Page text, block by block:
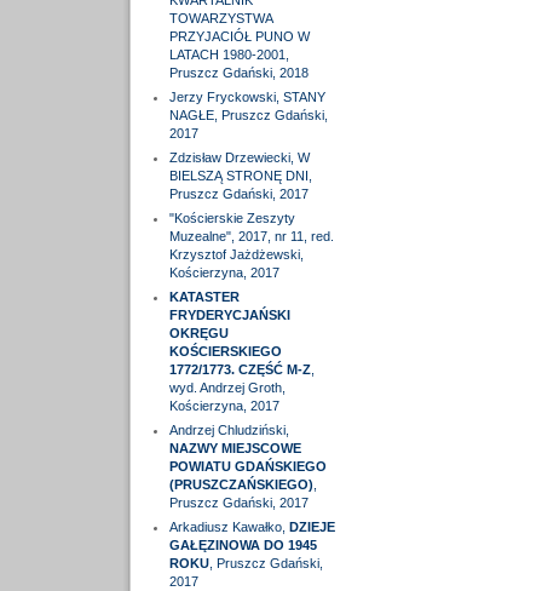
TOWARZYSTWA
PRZYJACIÓŁ PUNO W
LATACH 1980-2001,
Pruszcz Gdański, 2018
Jerzy Fryckowski, STANY
NAGŁE, Pruszcz Gdański,
2017
Zdzisław Drzewiecki, W
BIELSZĄ STRONĘ DNI,
Pruszcz Gdański, 2017
"Kościerskie Zeszyty
Muzealne", 2017, nr 11, red.
Krzysztof Jażdżewski,
Kościerzyna, 2017
KATASTER
FRYDERYCJAŃSKI
OKRĘGU
KOŚCIERSKIEGO
1772/1773. CZĘŚĆ M-Z,
wyd. Andrzej Groth,
Kościerzyna, 2017
Andrzej Chludziński,
NAZWY MIEJSCOWE
POWIATU GDAŃSKIEGO
(PRUSZCZAŃSKIEGO)
Pruszcz Gdański, 2017
Arkadiusz Kawałko, DZIEJE
GAŁĘZINOWA DO 1945
ROKU, Pruszcz Gdański,
2017